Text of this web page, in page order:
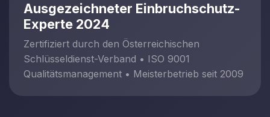
Ausgezeichneter Einbruchschutz-
Experte 2024
Zertifiziert durch den Österreichischen
Schlüsseldienst-Verband • ISO 9001
Qualitätsmanagement • Meisterbetrieb seit 2009